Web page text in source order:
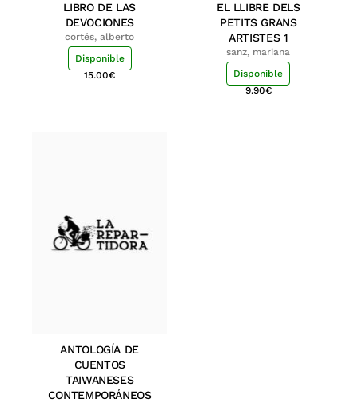
LIBRO DE LAS
DEVOCIONES
cortés, alberto
Disponible
15.00€
EL LLIBRE DELS
PETITS GRANS
ARTISTES 1
sanz, mariana
Disponible
9.90€
ANTOLOGÍA DE
CUENTOS
TAIWANESES
CONTEMPORÁNEOS